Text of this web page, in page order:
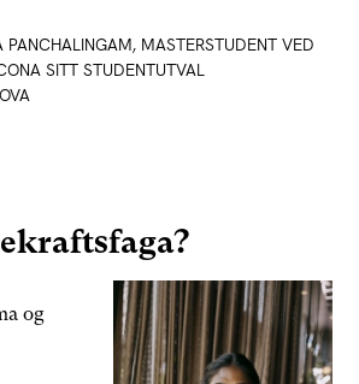
PANCHALINGAM, MASTERSTUDENT VED
SITT STUDENTUTVAL
og